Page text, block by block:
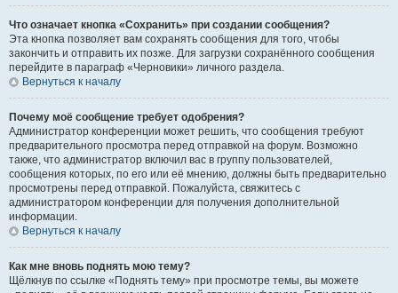
Что означает кнопка «Сохранить» при создании сообщения?
Эта кнопка позволяет вам сохранять сообщения для того, чтобы
закончить и отправить их позже. Для загрузки сохранённого сообщения
перейдите в параграф «Черновики» личного раздела.
Вернуться к началу
Почему моё сообщение требует одобрения?
Администратор конференции может решить, что сообщения требуют
предварительного просмотра перед отправкой на форум. Возможно
также, что администратор включил вас в группу пользователей,
сообщения которых, по его или её мнению, должны быть предварительно
просмотрены перед отправкой. Пожалуйста, свяжитесь с
администратором конференции для получения дополнительной
информации.
Вернуться к началу
Как мне вновь поднять мою тему?
Щёлкнув по ссылке «Поднять тему» при просмотре темы, вы можете